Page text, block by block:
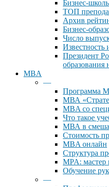
Бизнес-
ТОП
Архив
Бизнес-
Число
Известность
Президент
MBA
—
Программа
МВА
MBA со
Что такое
МВА в
Стоимость
MBA онлайн
Cтруктура
MPA: мастер
Обучение
—